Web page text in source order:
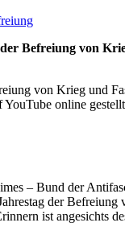
Befreiung von
von Krieg und
online
– Bund der
der
ist angesichts